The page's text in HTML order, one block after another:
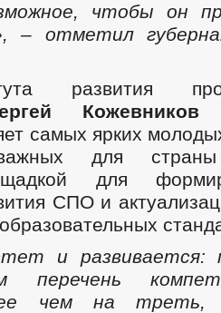
чтобы он
– отметил
развития
Кожевников
самых ярких
важных для страны
для
СПО и
и развивается:
перечень
чем на